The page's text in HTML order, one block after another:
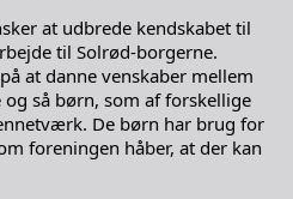
at udbrede kendskabet til
til Solrød-borgerne.
at danne venskaber mellem
så børn, som af forskellige
De børn har brug for
foreningen håber, at der kan